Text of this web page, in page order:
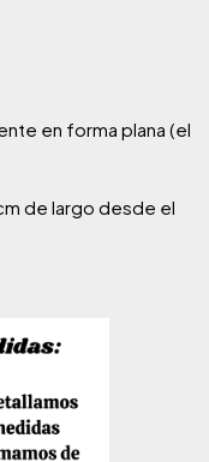
en forma plana (el
de largo desde el